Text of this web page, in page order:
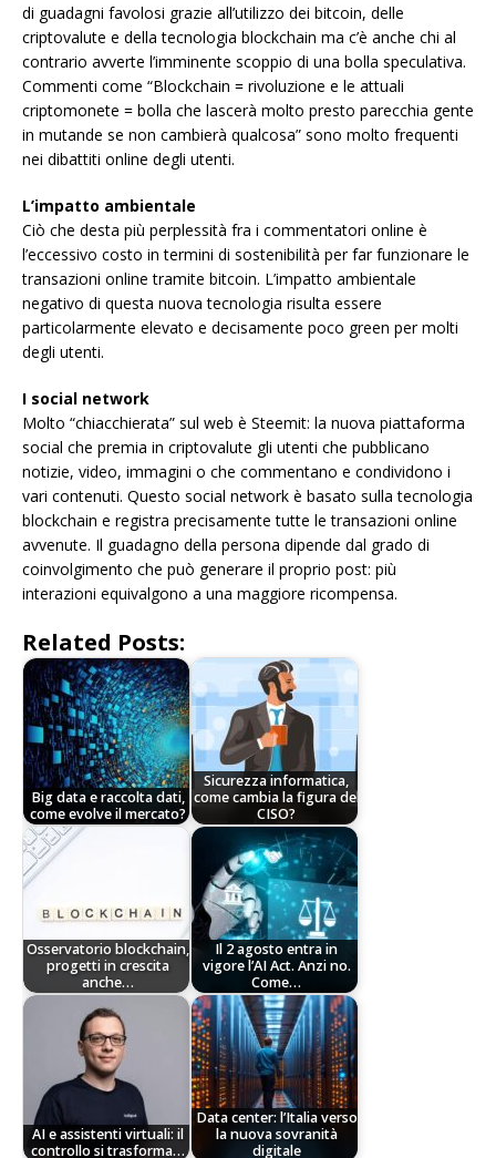
di guadagni favolosi grazie all’utilizzo dei bitcoin, delle
criptovalute e della tecnologia blockchain ma c’è anche chi al
contrario avverte l’imminente scoppio di una bolla speculativa.
Commenti come “Blockchain = rivoluzione e le attuali
criptomonete = bolla che lascerà molto presto parecchia gente
in mutande se non cambierà qualcosa” sono molto frequenti
nei dibattiti online degli utenti.
L’impatto ambientale
Ciò che desta più perplessità fra i commentatori online è
l’eccessivo costo in termini di sostenibilità per far funzionare le
transazioni online tramite bitcoin. L’impatto ambientale
negativo di questa nuova tecnologia risulta essere
particolarmente elevato e decisamente poco green per molti
degli utenti.
I social network
Molto “chiacchierata” sul web è Steemit: la nuova piattaforma
social che premia in criptovalute gli utenti che pubblicano
notizie, video, immagini o che commentano e condividono i
vari contenuti. Questo social network è basato sulla tecnologia
blockchain e registra precisamente tutte le transazioni online
avvenute. Il guadagno della persona dipende dal grado di
coinvolgimento che può generare il proprio post: più
interazioni equivalgono a una maggiore ricompensa.
Related Posts:
Big data e raccolta dati,
come evolve il mercato?
Sicurezza informatica,
come cambia la figura del
CISO?
Osservatorio blockchain,
progetti in crescita
anche…
Il 2 agosto entra in
vigore l’AI Act. Anzi no.
Come…
AI e assistenti virtuali: il
controllo si trasforma…
Data center: l’Italia verso
la nuova sovranità
digitale